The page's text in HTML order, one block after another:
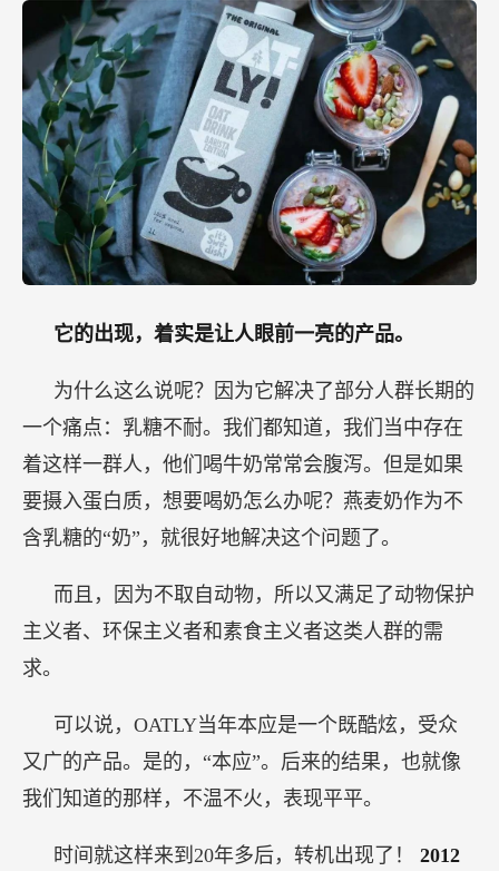
它的出现，着实是让人眼前一亮的产品。
为什么这么说呢？因为它解决了部分人群长期的
一个痛点：乳糖不耐。我们都知道，我们当中存在
着这样一群人，他们喝牛奶常常会腹泻。但是如果
要摄入蛋白质，想要喝奶怎么办呢？燕麦奶作为不
含乳糖的“奶”，就很好地解决这个问题了。
而且，因为不取自动物，所以又满足了动物保护
主义者、环保主义者和素食主义者这类人群的需
求。
可以说，OATLY当年本应是一个既酷炫，受众
又广的产品。是的，“本应”。后来的结果，也就像
我们知道的那样，不温不火，表现平平。
时间就这样来到20年多后，转机出现了！ 2012